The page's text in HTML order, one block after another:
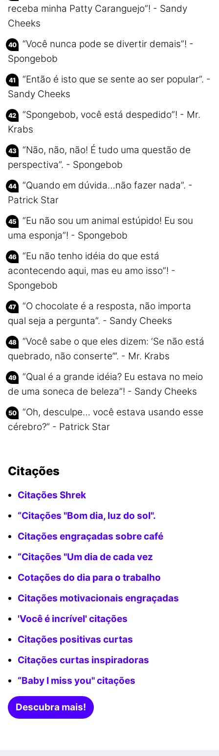
receba minha Patty Caranguejo”! - Sandy
Cheeks
“Você nunca pode se divertir demais”! -
Spongebob
“Então é isto que se sente ao ser popular”. -
Sandy Cheeks
“Spongebob, você está despedido”! - Mr.
Krabs
“Não, não, não! É tudo uma questão de
perspectiva”. - Spongebob
“Quando em dúvida…não fazer nada”. -
Patrick Star
“Eu não sou um animal estúpido! Eu sou
uma esponja”! - Spongebob
“Eu não tenho idéia do que está
acontecendo aqui, mas eu amo isso”! -
Spongebob
“O chocolate é a resposta, não importa
qual seja a pergunta”. - Sandy Cheeks
“Você sabe o que eles dizem: ‘Se não está
quebrado, não conserte’”. - Mr. Krabs
“Qual é a grande idéia? Eu estava no meio
de uma soneca de beleza”! - Sandy Cheeks
“Oh, desculpe… você estava usando esse
cérebro?” - Patrick Star
Citações
Citações Shrek
“Citações "Bom dia, luz do sol".
Citações engraçadas sobre café
“Citações "Um dia de cada vez
Cotações do dia para o trabalho
Citações motivacionais engraçadas
'Você é incrível' citações
Citações positivas curtas
Citações curtas inspiradoras
“Baby I miss you" citações
Descubra mais!